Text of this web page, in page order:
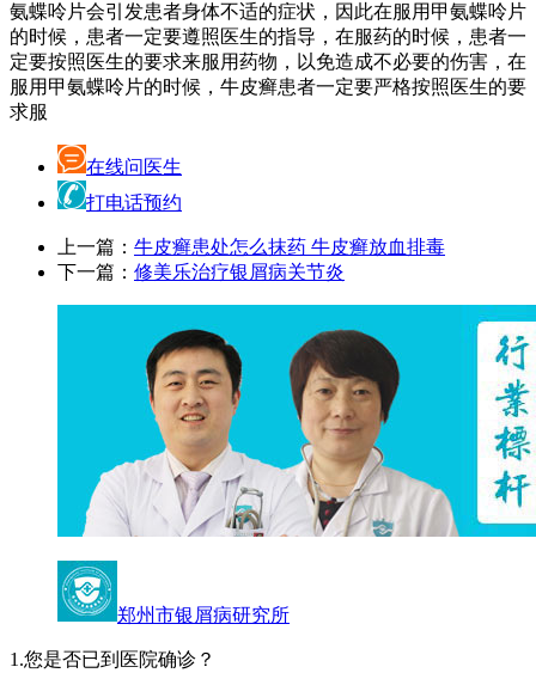
氨蝶呤片会引发患者身体不适的症状，因此在服用甲氨蝶呤片
的时候，患者一定要遵照医生的指导，在服药的时候，患者一
定要按照医生的要求来服用药物，以免造成不必要的伤害，在
服用甲氨蝶呤片的时候，牛皮癣患者一定要严格按照医生的要
求服
在线问医生
打电话预约
上一篇： 牛皮癣患处怎么抹药 牛皮癣放血排毒
下一篇： 修美乐治疗银屑病关节炎
郑州市银屑病研究所
1.您是否已到医院确诊？